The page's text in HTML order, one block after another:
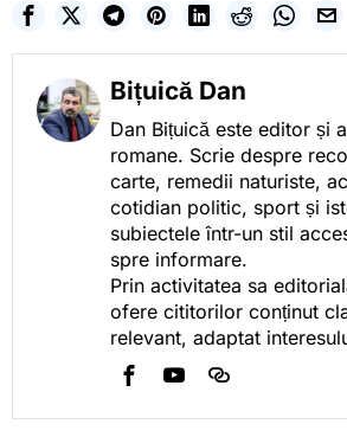
Bițuică Dan
Dan Bițuică este editor și
romane. Scrie despre
carte, remedii naturiste,
cotidian politic, sport și
subiectele într-un stil
spre informare.
Prin activitatea sa
ofere cititorilor conținut
relevant, adaptat